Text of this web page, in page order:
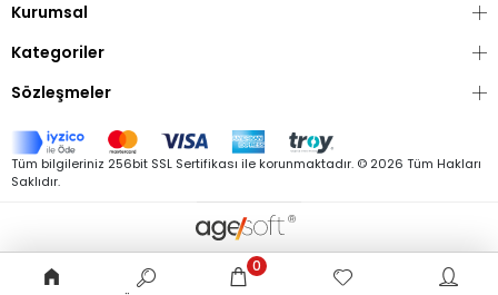
Kurumsal
Kategoriler
Sözleşmeler
Tüm bilgileriniz 256bit SSL Sertifikası ile korunmaktadır. © 2026 Tüm Hakları
Saklıdır.
0